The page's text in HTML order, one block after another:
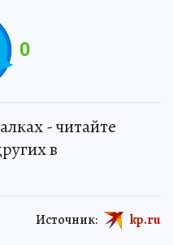
0
- читайте
в
Источник: kp.ru